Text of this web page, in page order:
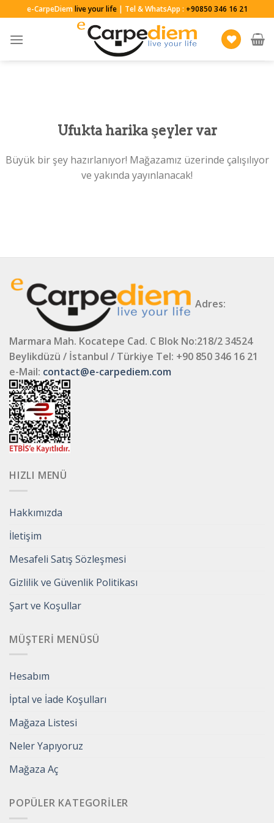
to
content
e-CarpeDiemlive your life| Tel & WhatsApp : +90850 346 16 21
Ufukta harika şeyler var
Büyük bir şey hazırlanıyor! Mağazamız üzerinde çalışılıyor
ve yakında yayınlanacak!
Adres:
Marmara Mah. Kocatepe Cad. C Blok No:218/2 34524
Beylikdüzü / İstanbul / Türkiye Tel: +90 850 346 16 21
e-Mail: contact@e-carpediem.com
HIZLI MENÜ
Hakkımızda
İletişim
Mesafeli Satış Sözleşmesi
Gizlilik ve Güvenlik Politikası
Şart ve Koşullar
MÜŞTERI MENÜSÜ
Hesabım
İptal ve İade Koşulları
Mağaza Listesi
Neler Yapıyoruz
Mağaza Aç
POPÜLER KATEGORILER